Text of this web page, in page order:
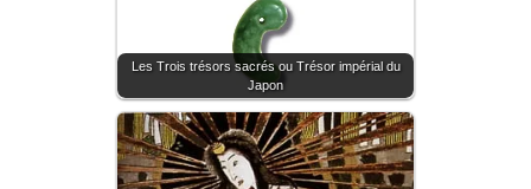
Les Trois trésors sacrés ou Trésor impérial du
Japon